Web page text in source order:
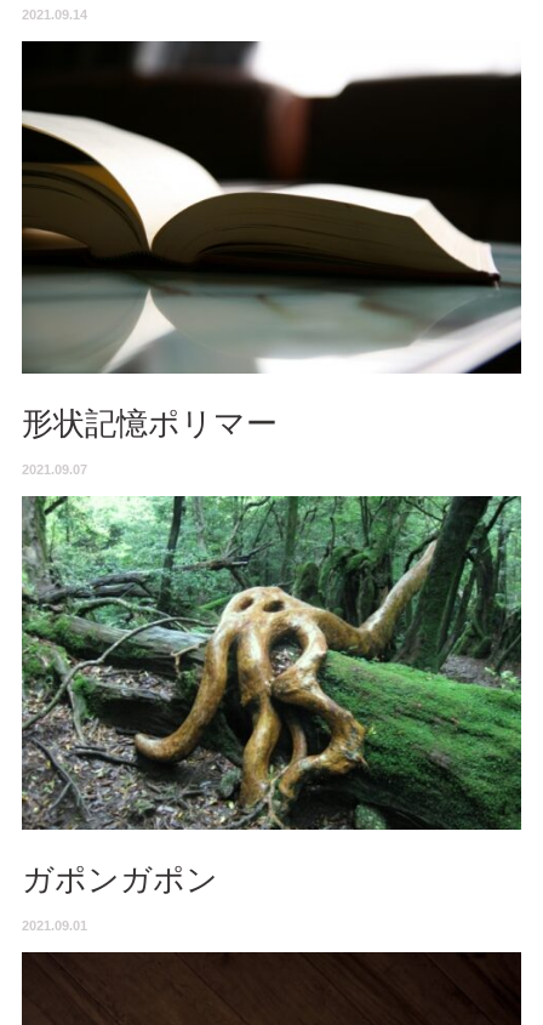
2021.09.14
形状記憶ポリマー
2021.09.07
ガポンガポン
2021.09.01